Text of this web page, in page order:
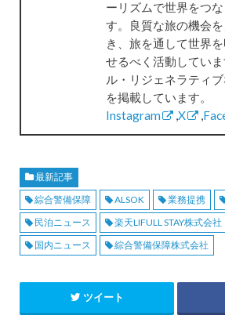
ーリズムで世界をつ
す。良質な旅の機会
き、旅を通して世界
せるべく活動してい
ル・リジェネラティ
を掲載しています。
Instagram
,X ,
最新記事
綜合警備保障
ALSOK 業務提携
民泊ニュース
楽天LIFULL STAY株式会社
国内ニュース
綜合警備保障株式会社
ツイート